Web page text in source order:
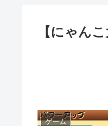
【にゃん
ゲーム